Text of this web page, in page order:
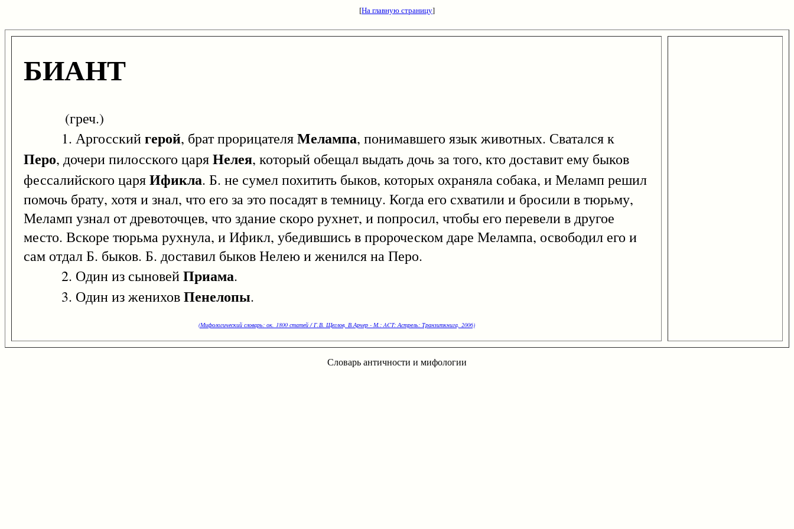
[На главную страницу]
БИАНТ
(греч.)
1. Аргосскийгерой, брат прорицателяМелампа, понимавшего язык животных. Сватался к
Перо, дочери пилосского царяНелея, который обещал выдать дочь за того, кто доставит ему быков
фессалийского царяИфикла. Б. не сумел похитить быков, которых охраняла собака, и Меламп решил
помочь брату, хотя и знал, что его за это посадят в темницу. Когда его схватили и бросили в тюрьму,
Меламп узнал от древоточцев, что здание скоро рухнет, и попросил, чтобы его перевели в другое
место. Вскоре тюрьма рухнула, и Ификл, убедившись в пророческом даре Мелампа, освободил его и
сам отдал Б. быков. Б. доставил быков Нелею и женился на Перо.
2. Один из сыновейПриама.
3. Один из жениховПенелопы.
(Мифологический словарь: ок. 1800 статей / Г.В. Щеглов, В.Арчер - М.: ACT: Астрель: Транзиткнига, 2006)
Словарь античности и мифологии